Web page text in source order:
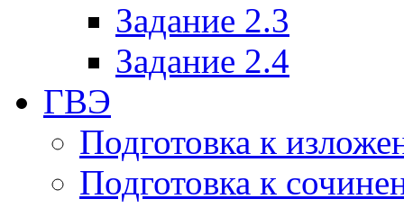
Задание 2.3
Задание 2.4
ГВЭ
Подготовка к
Подготовка к